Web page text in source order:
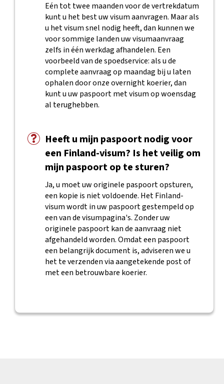
Eén tot twee maanden voor de vertrekdatum
kunt u het best uw visum aanvragen. Maar als
u het visum snel nodig heeft, dan kunnen we
voor sommige landen uw visumaanvraag
zelfs in één werkdag afhandelen. Een
voorbeeld van de spoedservice: als u de
complete aanvraag op maandag bij u laten
ophalen door onze overnight koerier, dan
kunt u uw paspoort met visum op woensdag
al terughebben.
Heeft u mijn paspoort nodig voor
een Finland-visum? Is het veilig om
mijn paspoort op te sturen?
Ja, u moet uw originele paspoort opsturen,
een kopie is niet voldoende. Het Finland-
visum wordt in uw paspoort gestempeld op
een van de visumpagina's. Zonder uw
originele paspoort kan de aanvraag niet
afgehandeld worden. Omdat een paspoort
een belangrijk document is, adviseren we u
het te verzenden via aangetekende post of
met een betrouwbare koerier.